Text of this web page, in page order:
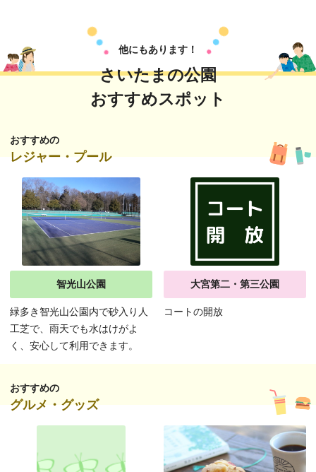
他にもあります！
さいたまの公園
おすすめスポット
おすすめの
レジャー・プール
智光山公園
緑多き智光山公園内で砂入り人
工芝で、雨天でも水はけがよ
く、安心して利用できます。
大宮第二・第三公園
コートの開放
おすすめの
グルメ・グッズ